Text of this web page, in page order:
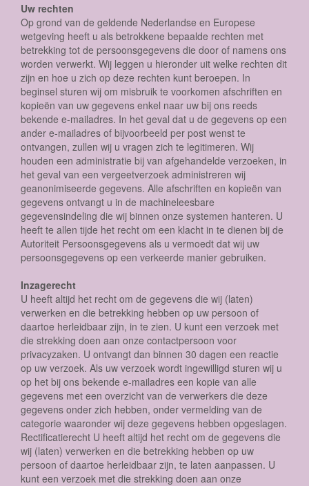
Uw rechten
Op grond van de geldende Nederlandse en Europese
wetgeving heeft u als betrokkene bepaalde rechten met
betrekking tot de persoonsgegevens die door of namens ons
worden verwerkt. Wij leggen u hieronder uit welke rechten dit
zijn en hoe u zich op deze rechten kunt beroepen. In
beginsel sturen wij om misbruik te voorkomen afschriften en
kopieën van uw gegevens enkel naar uw bij ons reeds
bekende e-mailadres. In het geval dat u de gegevens op een
ander e-mailadres of bijvoorbeeld per post wenst te
ontvangen, zullen wij u vragen zich te legitimeren. Wij
houden een administratie bij van afgehandelde verzoeken, in
het geval van een vergeetverzoek administreren wij
geanonimiseerde gegevens. Alle afschriften en kopieën van
gegevens ontvangt u in de machineleesbare
gegevensindeling die wij binnen onze systemen hanteren. U
heeft te allen tijde het recht om een klacht in te dienen bij de
Autoriteit Persoonsgegevens als u vermoedt dat wij uw
persoonsgegevens op een verkeerde manier gebruiken.
Inzagerecht
U heeft altijd het recht om de gegevens die wij (laten)
verwerken en die betrekking hebben op uw persoon of
daartoe herleidbaar zijn, in te zien. U kunt een verzoek met
die strekking doen aan onze contactpersoon voor
privacyzaken. U ontvangt dan binnen 30 dagen een reactie
op uw verzoek. Als uw verzoek wordt ingewilligd sturen wij u
op het bij ons bekende e-mailadres een kopie van alle
gegevens met een overzicht van de verwerkers die deze
gegevens onder zich hebben, onder vermelding van de
categorie waaronder wij deze gegevens hebben opgeslagen.
Rectificatierecht U heeft altijd het recht om de gegevens die
wij (laten) verwerken en die betrekking hebben op uw
persoon of daartoe herleidbaar zijn, te laten aanpassen. U
kunt een verzoek met die strekking doen aan onze